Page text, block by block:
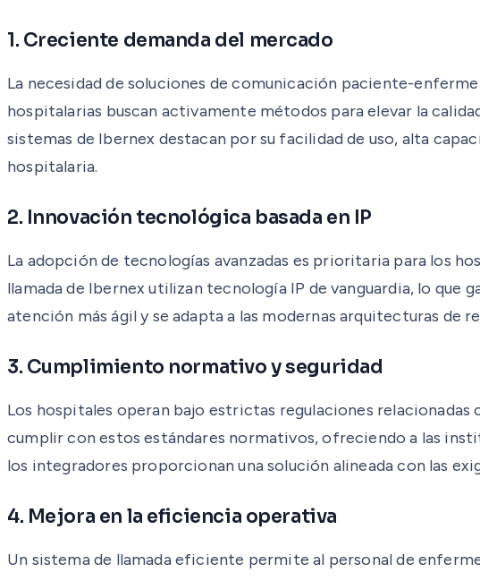
1. Creciente demanda del mercado
La necesidad de soluciones de comunicación paciente-
hospitalarias buscan activamente métodos para elevar la
sistemas de Ibernex destacan por su facilidad de uso, alta
hospitalaria.
2. Innovación tecnológica basada en IP
La adopción de tecnologías avanzadas es prioritaria para los
llamada de Ibernex utilizan tecnología IP de vanguardia, lo
atención más ágil y se adapta a las modernas arquitecturas de
3. Cumplimiento normativo y seguridad
Los hospitales operan bajo estrictas regulaciones relacionadas
cumplir con estos estándares normativos, ofreciendo a las
los integradores proporcionan una solución alineada con las
4. Mejora en la eficiencia operativa
Un sistema de llamada eficiente permite al personal de